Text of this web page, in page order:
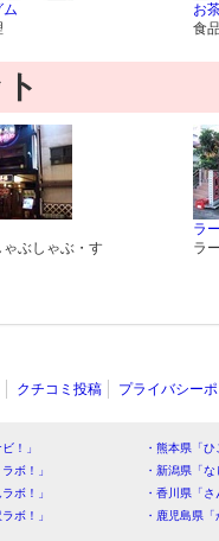
ム
お
食
ゃぶしゃぶ・す
ラ
ラ
クチコミ投稿 プライバシー
！」
・熊本県「
ボ！」
・新潟県「
ボ！」
・香川県「
ボ！」
・鹿児島県